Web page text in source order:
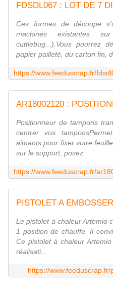
Ces formes de découpe
machines existantes
cuttlebug...).Vous pourrez
papier pailleté, du carton fin,
Positionneur de tampons
centrer vos
aimants pour fixer votre
sur le support, posez
PISTOLET A EMBOSSER
Le pistolet à chaleur Artemio
1 position de chauffe. Il
Ce pistolet à chaleur
réalisati...
https://